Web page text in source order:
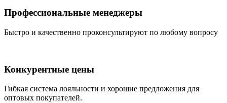
Профессиональные менеджеры
Быстро и качественно проконсультируют по любому вопросу
Конкурентные цены
Гибкая система лояльности и хорошие предложения для
оптовых покупателей.